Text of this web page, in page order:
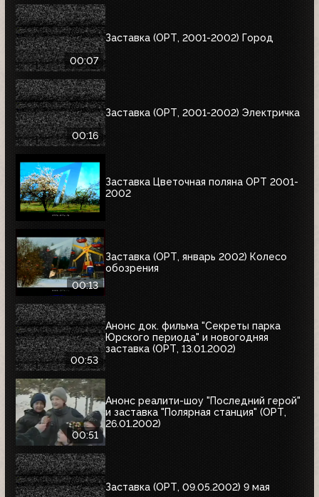
00:07
Заставка (ОРТ, 2001-2002) Город
00:16
Заставка (ОРТ, 2001-2002) Электричка
Заставка Цветочная поляна ОРТ 2001-
2002
00:13
Заставка (ОРТ, январь 2002) Колесо
обозрения
00:53
Анонс док. фильма "Секреты парка
Юрского периода" и новогодняя
заставка (ОРТ, 13.01.2002)
00:51
Анонс реалити-шоу "Последний герой"
и заставка "Полярная станция" (ОРТ,
26.01.2002)
Заставка (ОРТ, 09.05.2002) 9 мая